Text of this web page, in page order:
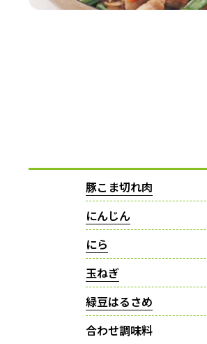
豚こま切れ肉
にんじん
にら
玉ねぎ
緑豆はるさめ
合わせ調味料